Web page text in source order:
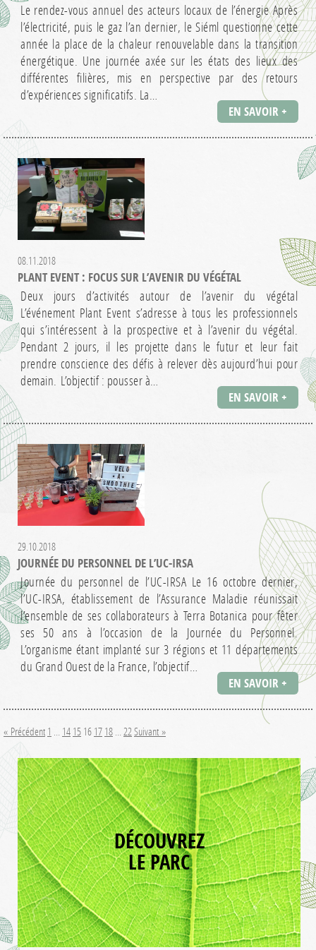
Le rendez-vous annuel des acteurs locaux de l’énergie Après
l’électricité, puis le gaz l’an dernier, le Siéml questionne cette
année la place de la chaleur renouvelable dans la transition
énergétique. Une journée axée sur les états des lieux des
différentes filières, mis en perspective par des retours
d’expériences significatifs. La…
EN SAVOIR +
08.11.2018
PLANT EVENT : FOCUS SUR L’AVENIR DU VÉGÉTAL
Deux jours d’activités autour de l’avenir du végétal
L’événement Plant Event s’adresse à tous les professionnels
qui s’intéressent à la prospective et à l’avenir du végétal.
Pendant 2 jours, il les projette dans le futur et leur fait
prendre conscience des défis à relever dès aujourd’hui pour
demain. L’objectif : pousser à…
EN SAVOIR +
29.10.2018
JOURNÉE DU PERSONNEL DE L’UC-IRSA
Journée du personnel de l’UC-IRSA Le 16 octobre dernier,
l’UC-IRSA, établissement de l’Assurance Maladie réunissait
l’ensemble de ses collaborateurs à Terra Botanica pour fêter
ses 50 ans à l’occasion de la Journée du Personnel.
L’organisme étant implanté sur 3 régions et 11 départements
du Grand Ouest de la France, l’objectif…
EN SAVOIR +
« Précédent 1 14 15 16 17 18 22 Suivant »
DÉCOUVREZ
LE PARC